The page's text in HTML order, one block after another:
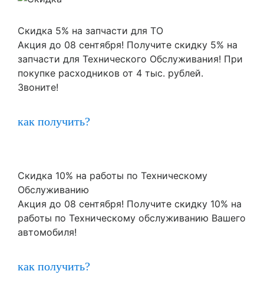
Скидка 5% на запчасти для ТО
Акция до 08 сентября! Получите скидку 5% на
запчасти для Технического Обслуживания! При
покупке расходников от 4 тыс. рублей.
Звоните!
как получить?
Скидка 10% на работы по Техническому
Обслуживанию
Акция до 08 сентября! Получите скидку 10% на
работы по Техническому обслуживанию Вашего
автомобиля!
как получить?